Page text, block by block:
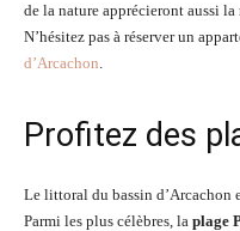
de la nature apprécieront aussi
N’hésitez pas à réserver un
d’Arcachon.
Profitez des
Le littoral du bassin d’Arcachon
Parmi les plus célèbres, la plage